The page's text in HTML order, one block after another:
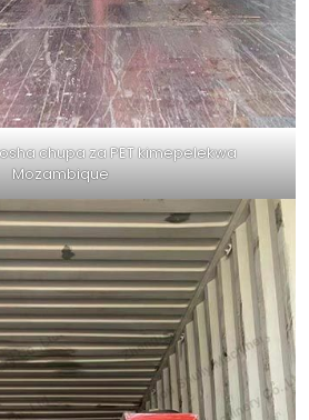
chupa za PET kimepelekwa
Mozambique